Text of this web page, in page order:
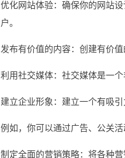
优化网站体验：确保你的网站
户。
发布有价值的内容：创建有价
利用社交媒体：社交媒体是一
建立企业形象：建立一个有吸
例如，你可以通过广告、公关
制定全面的营销策略：将各种